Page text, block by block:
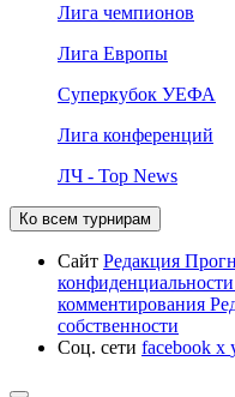
Лига чемпионов
Лига Европы
Суперкубок УЕФА
Лига конференций
ЛЧ - Top News
Ко всем турнирам
Сайт Редакция
конфиденциальности
комментирования
собственности
Соц. сети facebook x